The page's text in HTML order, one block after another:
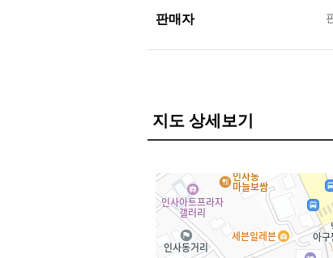
판매자
지도 상세보기